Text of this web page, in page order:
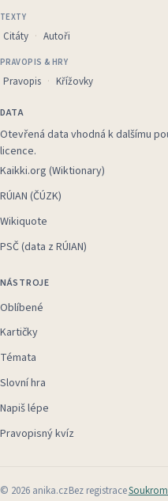
TEXTY
Citáty Autoři
PRAVOPIS & HRY
Pravopis Křížovky
DATA
Otevřená data vhodná k dalšímu
licence.
Kaikki.org (Wiktionary)
RÚIAN (ČÚZK)
Wikiquote
PSČ (data z RÚIAN)
NÁSTROJE
Oblíbené
Kartičky
Témata
Slovní hra
Napiš lépe
Pravopisný kvíz
© 2026 anika.czBez registrace